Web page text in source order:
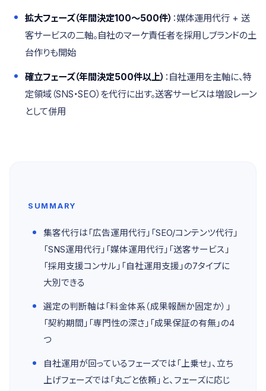
拡大フェーズ（年間決定100〜500件） ：媒体運用代行 + 送
客サービスの二軸。自社のマーケ責任者を採用しブランドの土
台作りも開始
確立フェーズ（年間決定500件以上） ：自社運用を主軸に、特
定領域（SNS・SEO）を代行に出す。送客サービスは増設レーン
として併用
SUMMARY
集客代行は「広告運用代行」「SEO/コンテンツ代行」
「SNS運用代行」「媒体運用代行」「送客サービス」
「採用支援コンサル」「自社運用支援」の7タイプに
大別できる
選定の判断軸は「料金体系（成果報酬か固定か）」
「契約期間」「専門性の深さ」「成果保証の有無」の4
つ
自社運用が回っているフェーズでは「上乗せ」、立ち
上げフェーズでは「丸ごと依頼」と、フェーズに応じ